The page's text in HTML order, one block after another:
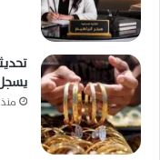
يسجل 6966 جنيهًا وسط ترقب
منذ 19 ساعة